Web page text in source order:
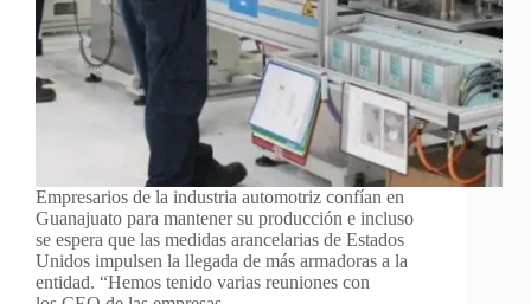
Empresarios de la industria automotriz confían en
Guanajuato para mantener su producción e incluso
se espera que las medidas arancelarias de Estados
Unidos impulsen la llegada de más armadoras a la
entidad. “Hemos tenido varias reuniones con